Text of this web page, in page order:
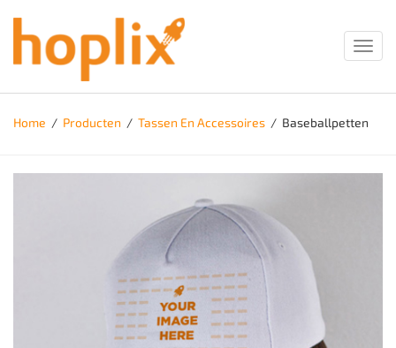
Home / Producten / Tassen En Accessoires / Baseballpetten